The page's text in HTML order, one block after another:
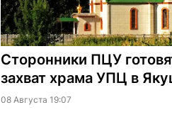
Сторонники ПЦУ
захват храма УПЦ в
08 Августа 19:07